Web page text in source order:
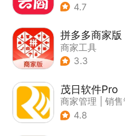
4.7
拼多多商家版
商家工具
3.3
茂日软件Pro
商家管理
销
4.8